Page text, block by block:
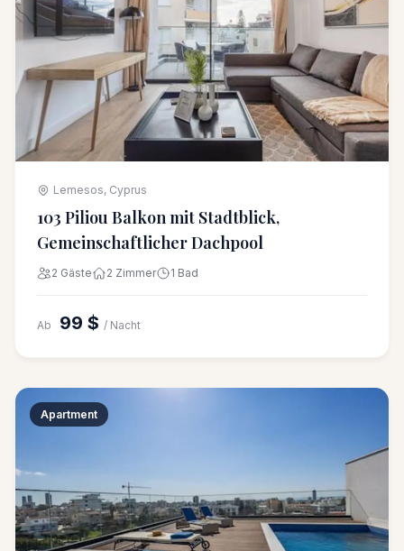
Lemesos, Cyprus
103 Piliou Balkon mit Stadtblick,
Gemeinschaftlicher Dachpool
2 Gäste 2 Zimmer 1 Bad
Ab 99 $ / Nacht
Apartment